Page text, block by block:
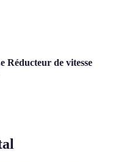
Réducteur de vitesse